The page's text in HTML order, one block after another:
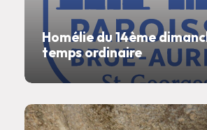
Homélie du 14ème
temps ordinaire